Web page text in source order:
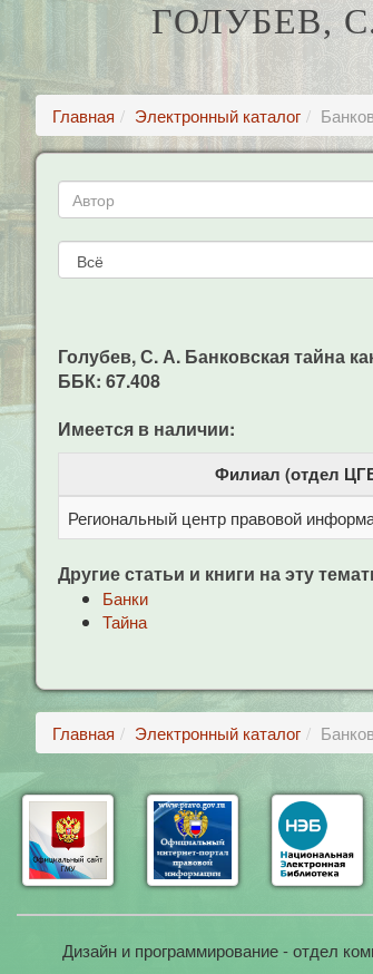
ГОЛУБЕВ,
Главная Электронный каталог
Голубев, С. А. Банковская тайна
ББК: 67.408
Имеется в наличии:
Филиал (отдел
Региональный центр правовой
Другие статьи и книги на эту
Банки
Тайна
Главная Электронный каталог
Дизайн и программирование - отдел